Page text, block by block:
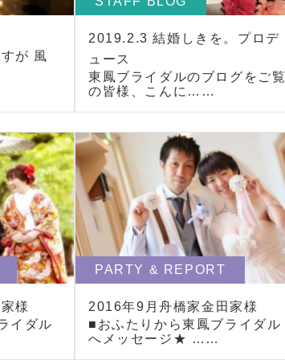
が 風
2019.2.3 結婚しきを。プロデ
ュース
東鳳ブライダルのブログをご覧
の皆様、こんに……
様
イダル
PARTY & REPORT
2016年9月舟橋家金田家様
■おふたりから東鳳ブライダル
へメッセージ★ ……